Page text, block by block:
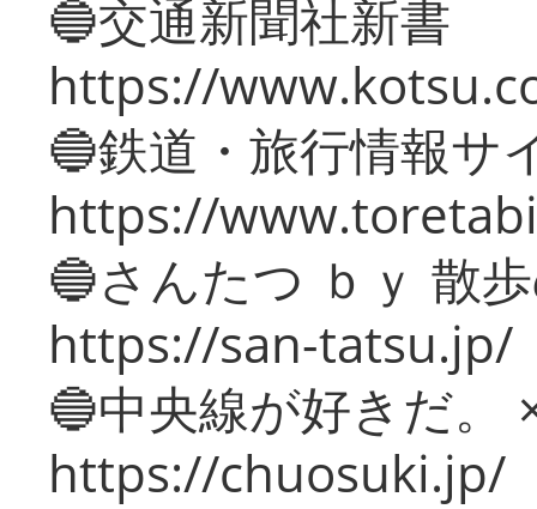
🔵交通新聞社新書
https://
🔵鉄道・旅行情報サ
https://
🔵さんたつ ｂｙ 散
https://san-tatsu.jp/
🔵中央線が好きだ。
https://chuosuki.jp/